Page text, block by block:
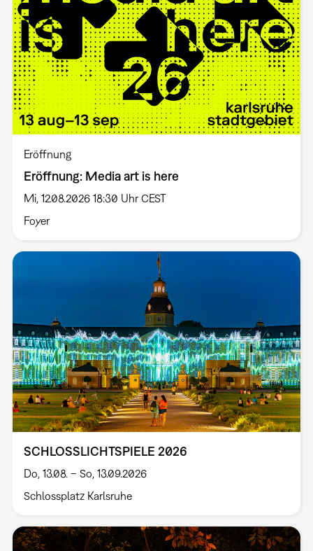
Eröffnung
Eröffnung: Media art is here
Mi, 12.08.2026 18:30 Uhr CEST
Foyer
SCHLOSSLICHTSPIELE 2026
Do, 13.08. – So, 13.09.2026
Schlossplatz Karlsruhe